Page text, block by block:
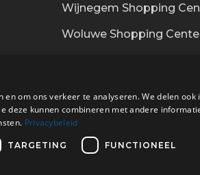
Wijnegem Shopping
Woluwe Shopping
om ons verkeer te analyseren. We delen
deze kunnen combineren met andere
Privacybeleid
TARGETING FUNCTIONEEL